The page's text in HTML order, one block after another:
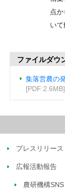
点
いて
ファイルダウ
集落営農の
[PDF:2.6MB]
プレスリリース
広報活動報告
農研機構SNS